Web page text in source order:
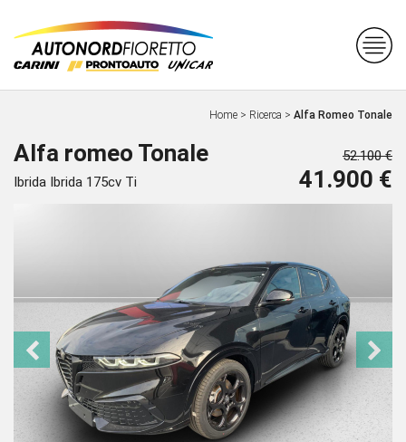
Home > Ricerca > Alfa Romeo Tonale
Alfa romeo Tonale
Ibrida Ibrida 175cv Ti
52.100 €
41.900 €